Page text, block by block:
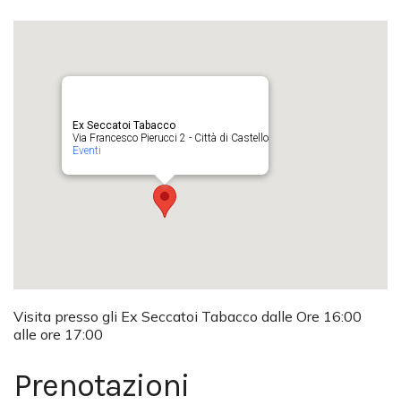
Ex Seccatoi Tabacco
Via Francesco Pierucci 2 - Città di Castello
Eventi
Visita presso gli Ex Seccatoi Tabacco dalle Ore 16:00
alle ore 17:00
Prenotazioni